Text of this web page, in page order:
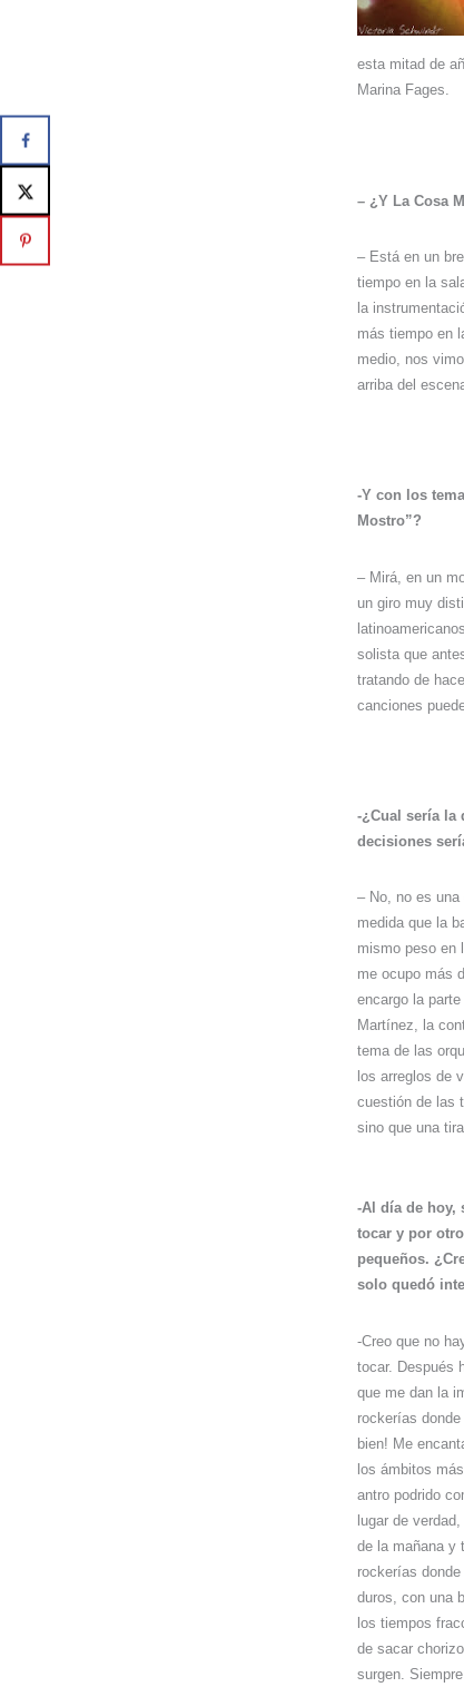
esta mitad de
Marina Fages.
– ¿Y La Cosa
– Está en un
tiempo en la
la
más tiempo en
medio, nos
arriba del
-Y con los
Mostro”?
– Mirá, en un
un giro muy
solista que
tratando de
canciones
-¿Cual sería la
decisiones
– No, no es
medida que la
mismo peso en
me ocupo más
encargo la
Martínez, la
tema de las
los arreglos de
cuestión de las
sino que una
-Al día de hoy,
tocar y por
pequeños.
solo quedó
-Creo que no
tocar. Después
que me dan la
rockerías
bien! Me
los ámbitos
antro podrido
lugar de
de la mañana y
rockerías
duros, con una
los tiempos
de sacar
surgen.